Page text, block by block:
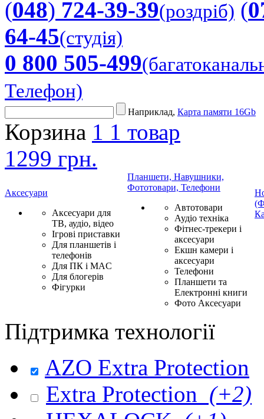
(048) 724-39-39(роздріб) (
64-45(студія)
0 800 505-499
Телефон)
Наприклад, Карта памяти 16Gb
Корзина 1 1 товар
1299 грн.
Аксесуари
Аксесуари для
ТВ, аудіо, відео
Ігрові приставки
Для планшетів і
телефонів
Для ПК і MAC
Для блогерів
Фігурки
Планшети, Навушники,
Фототовари, Телефони
Автотовари
Аудіо техніка
Фітнес-трекери і
аксесуари
Екшн камери і
аксесуари
Телефони
Планшети та
Електронні книги
Фото Аксесуари
Підтримка технології
AZO Extra Protection
Extra Protection (+2)